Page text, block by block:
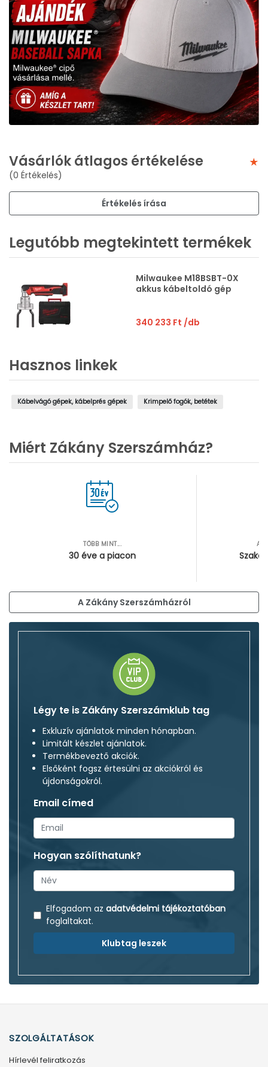
Vásárlók átlagos értékelése
(0 Értékelés)
Értékelés írása
Legutóbb megtekintett termékek
Milwaukee M18BSBT-0X
akkus kábeltoldó gép
340 233 Ft /db
Hasznos linkek
Kábelvágó gépek, kábelprés gépek Krimpelő fogók, betétek
Miért Zákány Szerszámház?
TÖBB MINT...
30 éve a piacon
A Zákány Szerszámházról
Légy te is Zákány Szerszámklub tag
Exkluzív ajánlatok minden hónapban.
Limitált készlet ajánlatok.
Termékbeveztő akciók.
Elsőként fogsz értesülni az akciókról és
újdonságokról.
Email címed
Hogyan szólíthatunk?
Elfogadom az adatvédelmi tájékoztatóban
foglaltakat.
Klubtag leszek
SZOLGÁLTATÁSOK
Hírlevél feliratkozás